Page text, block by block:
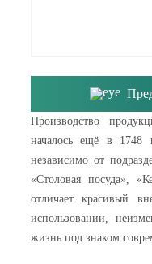
Производство
началось ещё в
независимо от
«Столовая посуда»,
отличает красивый
использовании,
жизнь под знаком